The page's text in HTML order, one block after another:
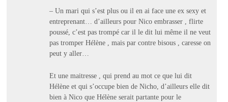
– Un mari qui s’est plus ou il en ai face une ex sexy et
entreprenant… d’ailleurs pour Nico embrasser , flirte
poussé, c’est pas trompé car il le dit lui même il ne veut
pas tromper Hélène , mais par contre bisous , caresse on
peut y aller…
Et une maitresse , qui prend au mot ce que lui dit
Hélène et qui s’occupe bien de Nicho, d’ailleurs elle dit
bien à Nico que Hélène serait partante pour le